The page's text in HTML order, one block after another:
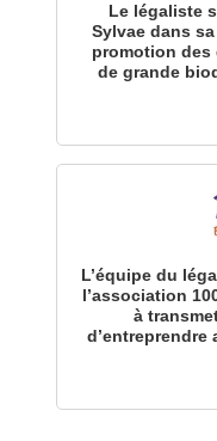
Le légaliste
Sylvae dans
promotion des
de grande
L’équipe du
l’association
à
d’entreprendre